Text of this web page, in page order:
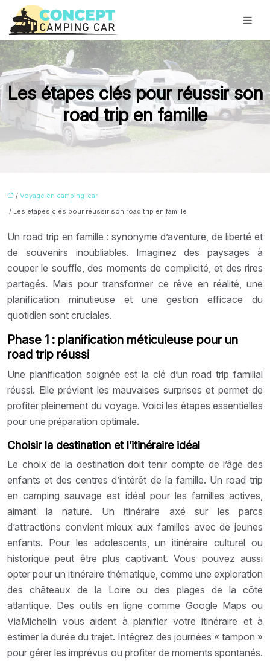
Les étapes clés pour réussir son
road trip en famille
/ Voyage en camping-car
/ Les étapes clés pour réussir son road trip en famille
Un road trip en famille : synonyme d’aventure, de liberté et
de souvenirs inoubliables. Imaginez des paysages à
couper le souffle, des moments de complicité, et des rires
partagés. Mais pour transformer ce rêve en réalité, une
planification minutieuse et une gestion efficace du
quotidien sont cruciales.
Phase 1 : planification méticuleuse pour un
road trip réussi
Une planification soignée est la clé d’un road trip familial
réussi. Elle prévient les mauvaises surprises et permet de
profiter pleinement du voyage. Voici les étapes essentielles
pour une préparation optimale.
Choisir la destination et l’itinéraire idéal
Le choix de la destination doit tenir compte de l’âge des
enfants et des centres d’intérêt de la famille. Un road trip
en camping sauvage est idéal pour les familles actives,
aimant la nature. Un itinéraire axé sur les parcs
d’attractions convient mieux aux familles avec de jeunes
enfants. Pour les adolescents, un itinéraire culturel ou
historique peut être plus captivant. Vous pouvez aussi
opter pour un itinéraire thématique, comme une exploration
des châteaux de la Loire ou des plages de la côte
atlantique. Des outils en ligne comme Google Maps ou
ViaMichelin vous aident à planifier votre itinéraire et à
estimer la durée du trajet. Intégrez des journées « tampon »
pour gérer les imprévus ou profiter de moments spontanés.